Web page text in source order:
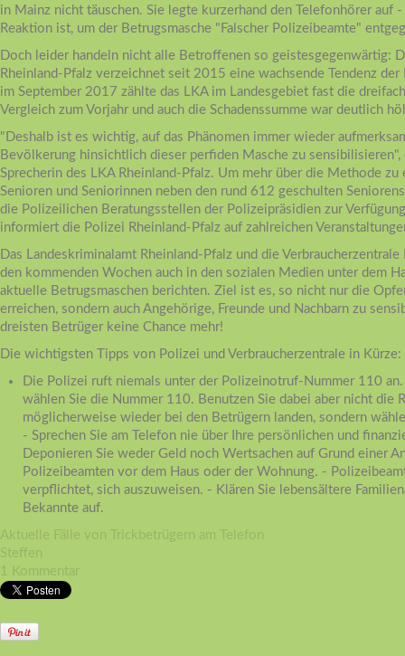
in Mainz nicht täuschen. Sie legte kurzerhand den Telefonhörer auf
Reaktion ist, um der Betrugsmasche "Falscher Polizeibeamte"
Doch leider handeln nicht alle Betroffenen so geistesgegenwärtig:
Rheinland-Pfalz verzeichnet seit 2015 eine wachsende Tendenz der
im September 2017 zählte das LKA im Landesgebiet fast die
Vergleich zum Vorjahr und auch die Schadenssumme war deutlich
"Deshalb ist es wichtig, auf das Phänomen immer wieder
Bevölkerung hinsichtlich dieser perfiden Masche zu sensibilisieren",
Sprecherin des LKA Rheinland-Pfalz. Um mehr über die Methode zu
Senioren und Seniorinnen neben den rund 612 geschulten
die Polizeilichen Beratungsstellen der Polizeipräsidien zur
informiert die Polizei Rheinland-Pfalz auf zahlreichen
Das Landeskriminalamt Rheinland-Pfalz und die
den kommenden Wochen auch in den sozialen Medien unter dem
aktuelle Betrugsmaschen berichten. Ziel ist es, so nicht nur die
erreichen, sondern auch Angehörige, Freunde und Nachbarn zu
dreisten Betrüger keine Chance mehr!
Die wichtigsten Tipps von Polizei und Verbraucherzentrale in Kürze:
Die Polizei ruft niemals unter der Polizeinotruf-Nummer 110 an.
wählen Sie die Nummer 110. Benutzen Sie dabei aber nicht die
möglicherweise wieder bei den Betrügern landen, sondern
- Sprechen Sie am Telefon nie über Ihre persönlichen und
Deponieren Sie weder Geld noch Wertsachen auf Grund einer
Polizeibeamten vor dem Haus oder der Wohnung. -
verpflichtet, sich auszuweisen. - Klären Sie lebensältere
Bekannte auf.
Aktuelle Fälle von Trickbetrügern am Telefon
Steffen
1 Kommentar